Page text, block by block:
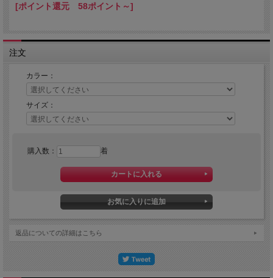
大人気ディッキーズシリーズの新提案アイテムである、女性らしいシルエットが魅
力のスタンドカラー・スキッパータイプのレディーススクラブが登場。SY加工
（ビンテージ加工）で何度もウォッシュをしたようなシボ感のある独特な風合いが
魅力の素材を使用。吸水性・速乾性に優れ、適度なストレッチ性で動きやすさを実
現しました。同素材で同じカラー展開のジョガーパンツ（6019SC）とのコーディ
ネート推奨。海外のスクラブの着こなしのように、シャツをパンツにインして、す
と両腰ポケットはちょっとした収納に便利。オシャレを楽しめる新鮮なデザインと
優れた機能性でオールシーズン快適なレディーススクラブです。
[ポイント還元 58ポイント～]
注文
カラー：
サイズ：
購入数： 着
返品についての詳細はこちら